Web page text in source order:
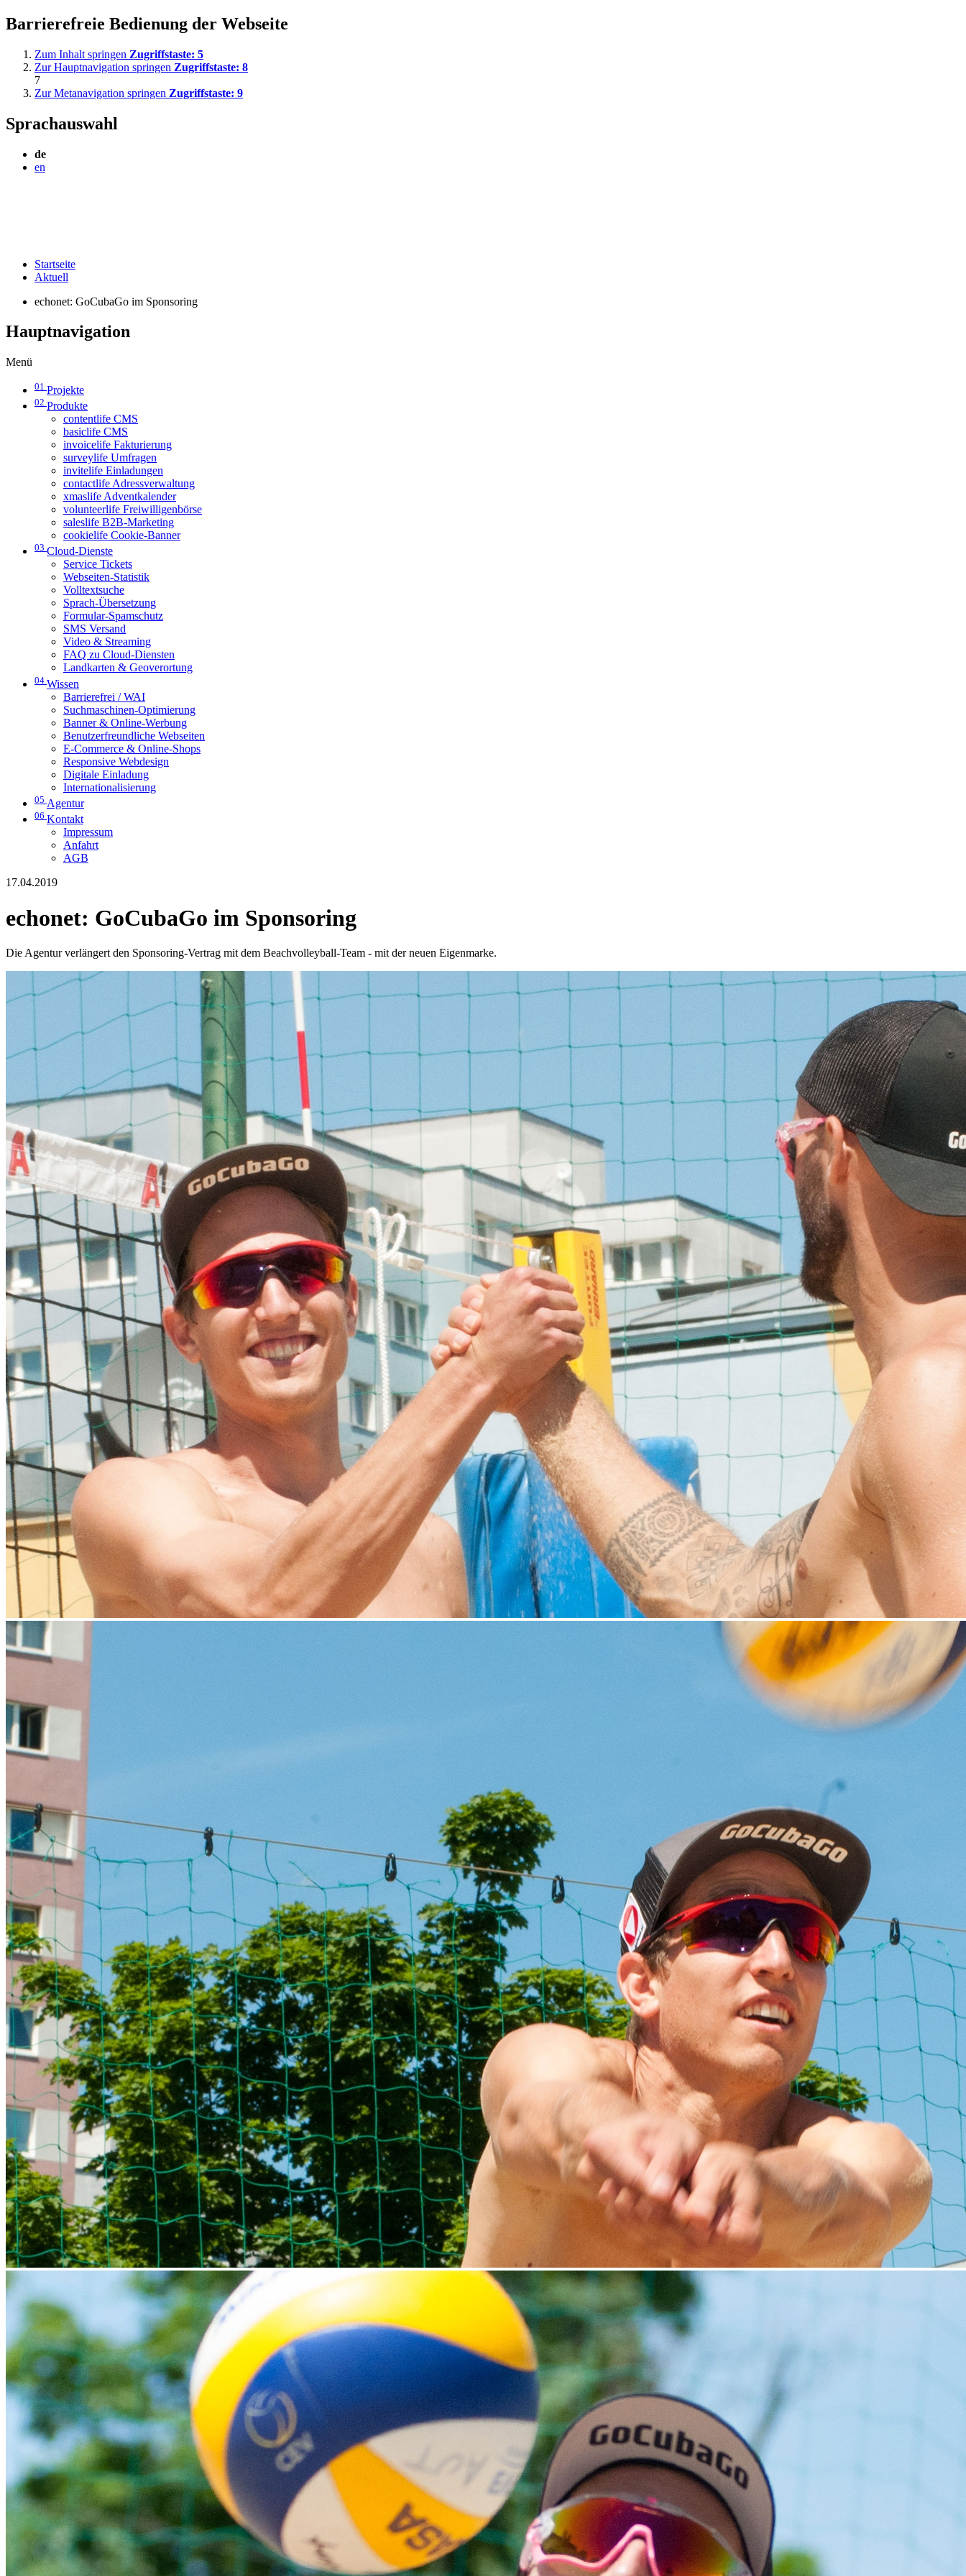
Barrierefreie Bedienung der Webseite
Zum Inhalt springen Zugriffstaste: 5
Zur Hauptnavigation springen Zugriffstaste: 8
7
Zur Metanavigation springen Zugriffstaste: 9
Sprachauswahl
de
en
Startseite
Aktuell
echonet: GoCubaGo im Sponsoring
Hauptnavigation
Menü
01 Projekte
02 Produkte
contentlife CMS
basiclife CMS
invoicelife Fakturierung
surveylife Umfragen
invitelife Einladungen
contactlife Adressverwaltung
xmaslife Adventkalender
volunteerlife Freiwilligenbörse
saleslife B2B-Marketing
cookielife Cookie-Banner
03 Cloud-Dienste
Service Tickets
Webseiten-Statistik
Volltextsuche
Sprach-Übersetzung
Formular-Spamschutz
SMS Versand
Video & Streaming
FAQ zu Cloud-Diensten
Landkarten & Geoverortung
04 Wissen
Barrierefrei / WAI
Suchmaschinen-Optimierung
Banner & Online-Werbung
Benutzerfreundliche Webseiten
E-Commerce & Online-Shops
Responsive Webdesign
Digitale Einladung
Internationalisierung
05 Agentur
06 Kontakt
Impressum
Anfahrt
AGB
17.04.2019
echonet: GoCubaGo im Sponsoring
Die Agentur verlängert den Sponsoring-Vertrag mit dem Beachvolleyball-Team - mit der neuen Eigenmarke.